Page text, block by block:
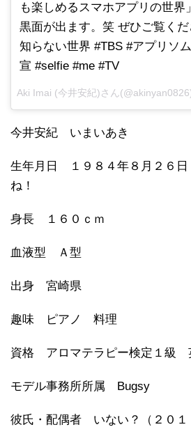
も楽しめるスマホアプリの世界
黒面が出ます。笑 ぜひご覧く
知らない世界 #TBS #アプリソ
宣 #selfie #me #TV
Aki Imai (今井安紀)さん
今井安紀 いまいあき
生年月日 １９８４年８月２６
ね！
身長 １６０ｃｍ
血液型 Ａ型
出身 宮崎県
趣味 ピアノ 料理
資格 アロマテラピー検定１級
モデル事務所所属 Bugsy
彼氏・配偶者 いない？（２０１